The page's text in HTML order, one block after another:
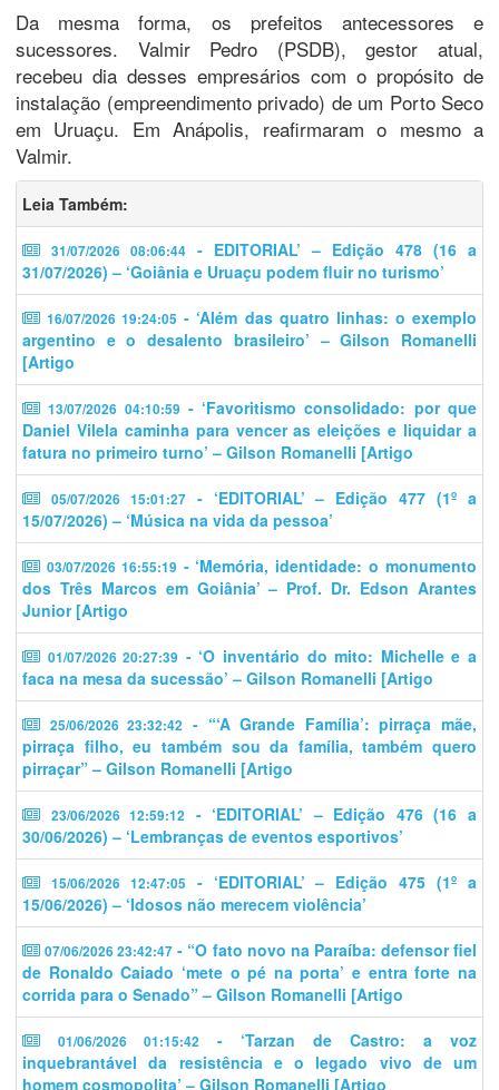
Da mesma forma, os prefeitos antecessores e
sucessores. Valmir Pedro (PSDB), gestor atual,
recebeu dia desses empresários com o propósito de
instalação (empreendimento privado) de um Porto Seco
em Uruaçu. Em Anápolis, reafirmaram o mesmo a
Valmir.
Leia Também:
31/07/2026 08:06:44 - EDITORIAL’ – Edição 478 (16 a
31/07/2026) – ‘Goiânia e Uruaçu podem fluir no turismo’
16/07/2026 19:24:05 - ‘Além das quatro linhas: o exemplo
argentino e o desalento brasileiro’ – Gilson Romanelli
[Artigo
13/07/2026 04:10:59 - ‘​​Favoritismo consolidado: por que
Daniel Vilela caminha para vencer as eleições e liquidar a
fatura no primeiro turno’ – Gilson Romanelli [Artigo
05/07/2026 15:01:27- ‘EDITORIAL’ – Edição 477 (1º a
15/07/2026) – ‘Música na vida da pessoa’
03/07/2026 16:55:19 - ‘Memória, identidade: o monumento
dos Três Marcos em Goiânia’ – Prof. Dr. Edson Arantes
Junior [Artigo
01/07/2026 20:27:39 - ‘O inventário do mito: Michelle e a
faca na mesa da sucessão’ – Gilson Romanelli [Artigo
25/06/2026 23:32:42 - “‘A Grande Família’: pirraça mãe,
pirraça filho, eu também sou da família, também quero
pirraçar” – Gilson Romanelli [Artigo
23/06/2026 12:59:12
- ‘EDITORIAL’ – Edição 476 (16 a
30/06/2026) – ‘Lembranças de eventos esportivos’
15/06/2026 12:47:05
- ‘EDITORIAL’ – Edição 475 (1º a
15/06/2026) – ‘Idosos não merecem violência’
07/06/2026 23:42:47 - “O fato novo na Paraíba: defensor fiel
de Ronaldo Caiado ‘mete o pé na porta’ e entra forte na
corrida para o Senado” – Gilson Romanelli [Artigo
01/06/2026 01:15:42
- ‘Tarzan de Castro: a voz
inquebrantável da resistência e o legado vivo de um
homem cosmopolita’ – Gilson Romanelli [Artigo